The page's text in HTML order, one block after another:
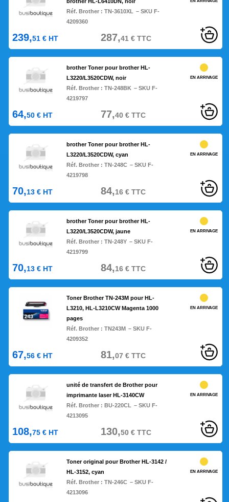
Réf. Brother :TN-3610XL – SKU F-
4209360
239,51 € HT 287,41 €TTC
brother Toner pour brother HL-
L3220/L3520CDW, noir
Réf. Brother :TN-248BK – SKU F-
4219797
EN ARRIVAGE
64,50 € HT 77,40€TTC
brother Toner pour brother HL-
L3220/L3520CDW, cyan
Réf. Brother :TN-248C – SKU F-
4219798
EN ARRIVAGE
70,13 € HT 84,16€TTC
brother Toner pour brother HL-
L3220/L3520CDW, jaune
Réf. Brother :TN-248Y – SKU F-
4219799
EN ARRIVAGE
70,13 € HT 84,16€TTC
Toner Brother TN-243M pour HL-
L3210, HL-L3210CW Magenta 1000
pages
Réf. Brother :TN243M – SKU F-
4209352
EN ARRIVAGE
67,56 € HT 81,07 €TTC
unité de transfert de Brother pour
imprimante laser HL-3140CW
Réf. Brother :BU-220CL – SKU F-
4213095
EN ARRIVAGE
108,75 € HT 130,50€TTC
Toner original pour Brother HL-3142 /
HL-3152, cyan
Réf. Brother :TN-246C – SKU F-
4213096
EN ARRIVAGE